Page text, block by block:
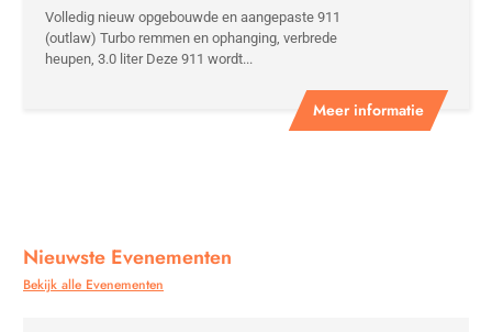
Meer informatie
Volledig nieuw opgebouwde en aangepaste 911
(outlaw) Turbo remmen en ophanging, verbrede
heupen, 3.0 liter Deze 911 wordt...
Nieuwste Evenementen
Bekijk alle Evenementen